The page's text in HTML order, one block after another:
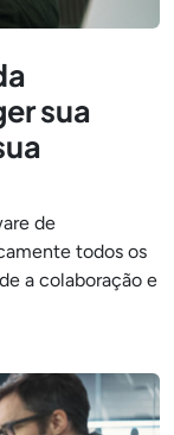
sua
de
todos os
a colaboração e